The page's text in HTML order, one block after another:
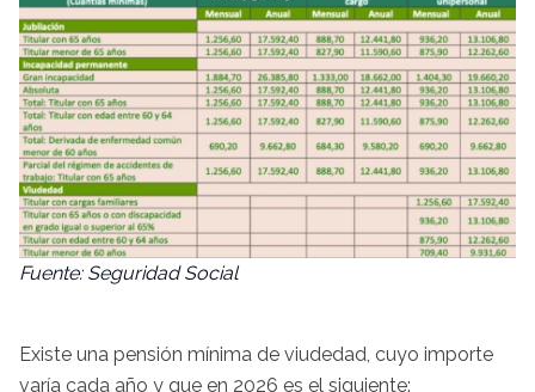
Fuente: Seguridad Social
Existe una pensión mínima de viudedad, cuyo importe
varía cada año y que en 2026 es el siguiente: